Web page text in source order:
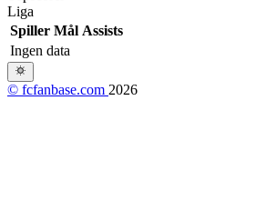
Liga
Spiller Mål Assists
Ingen data
© fcfanbase.com 2026